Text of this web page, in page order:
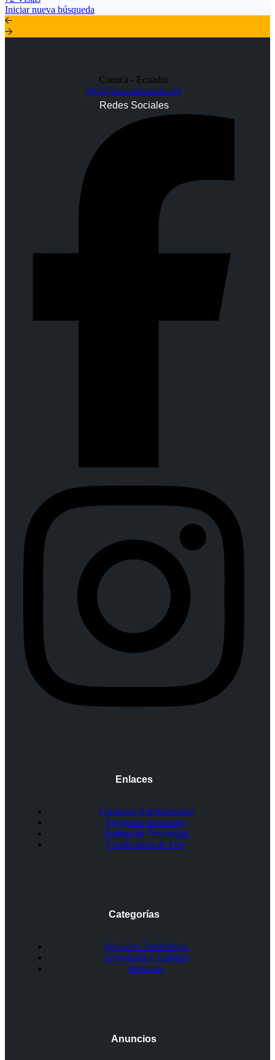
Iniciar nueva búsqueda
Cuenca - Ecuador
info@buscandoando.vip
Redes Sociales
Enlaces
Contactar Administrador
Preguntas frecuentes
Política de Privacidad
Condiciones de Uso
Categorías
Servicios Domésticos
Tecnología y Gadgets
Servicios
Anuncios